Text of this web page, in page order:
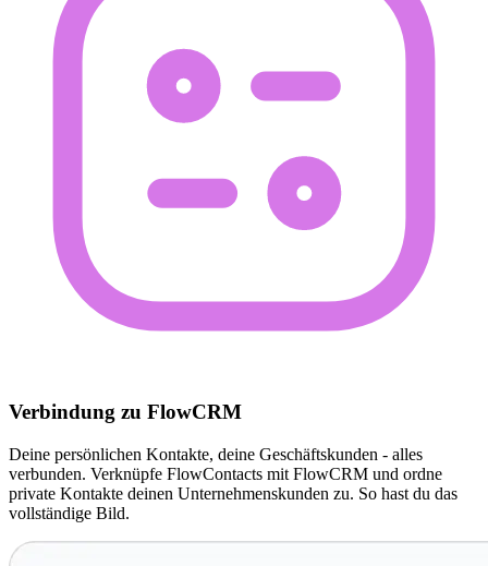
Verbindung zu FlowCRM
Deine persönlichen Kontakte, deine Geschäftskunden - alles
verbunden. Verknüpfe FlowContacts mit FlowCRM und ordne
private Kontakte deinen Unternehmenskunden zu. So hast du das
vollständige Bild.